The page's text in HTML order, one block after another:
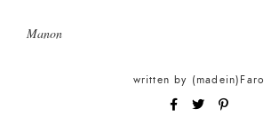
Manon
written by (madein)Faro